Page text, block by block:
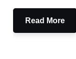
Read More